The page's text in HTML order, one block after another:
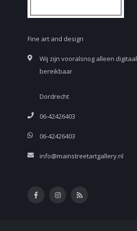
Fine art and design
Wij zijn vooralsnog alleen digitaal
bereikbaar
Dordrecht
06-42426403
06-42426403
info@mainstreetartgallery.nl